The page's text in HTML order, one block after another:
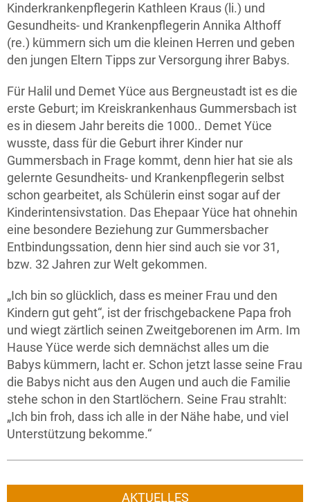
Kinderkrankenpflegerin Kathleen Kraus (li.) und
Gesundheits- und Krankenpflegerin Annika Althoff
(re.) kümmern sich um die kleinen Herren und geben
den jungen Eltern Tipps zur Versorgung ihrer Babys.
Für Halil und Demet Yüce aus Bergneustadt ist es die
erste Geburt; im Kreiskrankenhaus Gummersbach ist
es in diesem Jahr bereits die 1000.. Demet Yüce
wusste, dass für die Geburt ihrer Kinder nur
Gummersbach in Frage kommt, denn hier hat sie als
gelernte Gesundheits- und Krankenpflegerin selbst
schon gearbeitet, als Schülerin einst sogar auf der
Kinderintensivstation. Das Ehepaar Yüce hat ohnehin
eine besondere Beziehung zur Gummersbacher
Entbindungssation, denn hier sind auch sie vor 31,
bzw. 32 Jahren zur Welt gekommen.
„Ich bin so glücklich, dass es meiner Frau und den
Kindern gut geht“, ist der frischgebackene Papa froh
und wiegt zärtlich seinen Zweitgeborenen im Arm. Im
Hause Yüce werde sich demnächst alles um die
Babys kümmern, lacht er. Schon jetzt lasse seine Frau
die Babys nicht aus den Augen und auch die Familie
stehe schon in den Startlöchern. Seine Frau strahlt:
„Ich bin froh, dass ich alle in der Nähe habe, und viel
Unterstützung bekomme.“
AKTUELLES